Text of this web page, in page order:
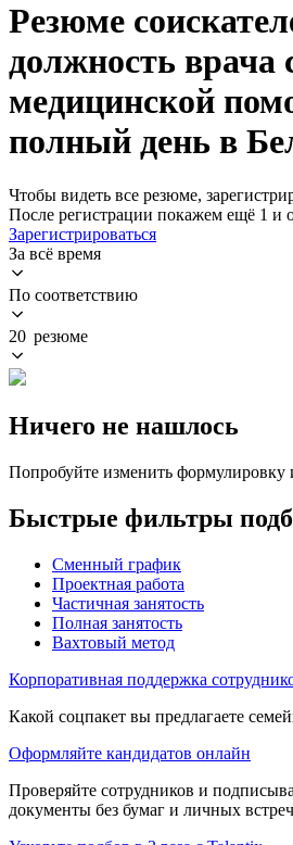
Резюме
должность врача
медицинской
полный день в
Чтобы видеть все резюме,
После регистрации покажем ещё 1 и
Зарегистрироваться
За всё время
По соответствию
20 резюме
Ничего не нашлось
Попробуйте изменить формулировку
Быстрые фильтры
Сменный график
Проектная работа
Частичная занятость
Полная занятость
Вахтовый метод
Корпоративная поддержка
Какой соцпакет вы предлагаете
Оформляйте кандидатов онлайн
Проверяйте сотрудников и
документы без бумаг и личных встреч